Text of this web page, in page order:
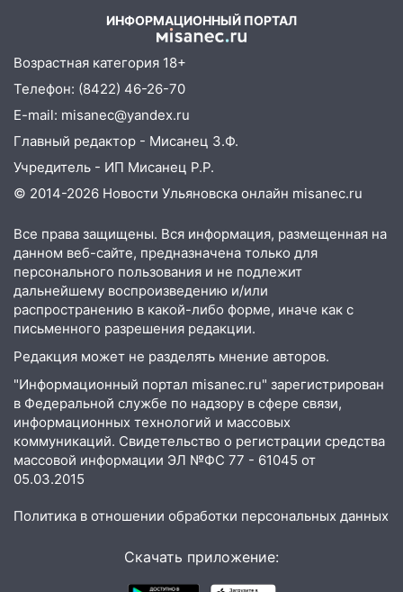
капремонт школы в селе Кивать
15:08 В Кузоватово после прокурорской
проверки обновили разметку на
пешеходных переходах
14:40 На проспекте Гая в Ульяновске
запретили остановку автомобилей на
50-метровом участке
14:22
В Новом городе 8 августа пройдет
большой фестиваль «Наше время» с
мотофристайлом и концертом
«Мураками»
14:04 Жару смоет ливнями: прогноз
погоды в Ульяновской области на
выходные 8-9 августа
13:30
полицейские проведут акцию «Час
пассажира»
13:20 В Ульяновске за один день
обокрали женщину на пляже и
подростка в сквере
13:01
В Димитровграде мужчина
гранату: его задержали
ИНФОРМАЦИОННЫЙ ПОРТАЛ
Возрастная категория 18+
Телефон: (8422) 46-26-70
E-mail: misanec@yandex.ru
Главный редактор - Мисанец З.Ф.
Учредитель - ИП Мисанец Р.Р.
© 2014-2026 Новости Ульяновска онлайн misanec.ru
Все права защищены. Вся информация, размещенная на
данном веб-сайте, предназначена только для
персонального пользования и не подлежит
дальнейшему воспроизведению и/или
распространению в какой-либо форме, иначе как с
письменного разрешения редакции.
Редакция может не разделять мнение авторов.
"Информационный портал misanec.ru" зарегистрирован
в Федеральной службе по надзору в сфере связи,
информационных технологий и массовых
коммуникаций. Свидетельство о регистрации средства
массовой информации ЭЛ №ФС 77 - 61045 от
05.03.2015
Политика в отношении обработки персональных данных
Скачать приложение: